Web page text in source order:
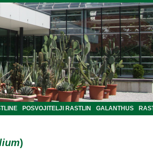
POSVOJITELJI RASTLIN GALANTHUS
)